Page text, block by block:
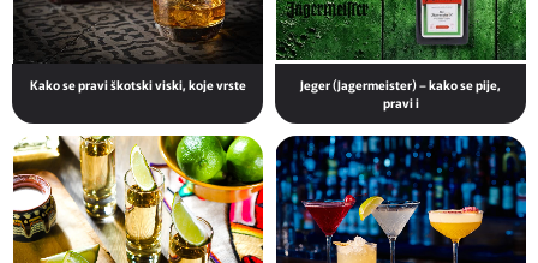
Kako se pravi škotski viski, koje vrste
Jeger (Jagermeister) – kako se pije,
pravi i